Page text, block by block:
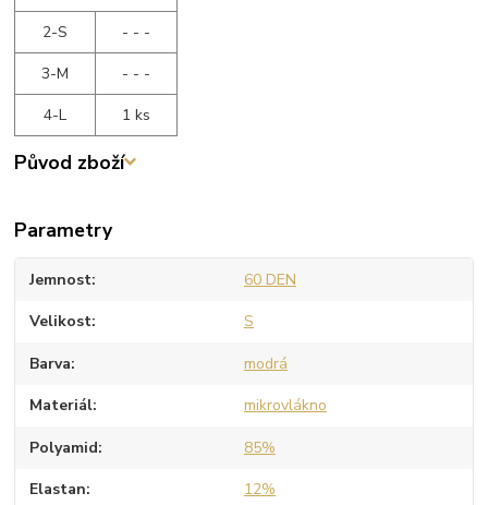
2-S
- - -
3-M
- - -
4-L
1 ks
Původ zboží
Parametry
Jemnost 60 DEN
Velikost S
Barva modrá
Materiál mikrovlákno
Polyamid 85%
Elastan 12%